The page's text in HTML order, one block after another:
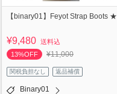
【binary01】Feyot Strap Boots ★
¥9,480 送料込
13%OFF
¥11,000
関税負担なし 返品補償
Binary01